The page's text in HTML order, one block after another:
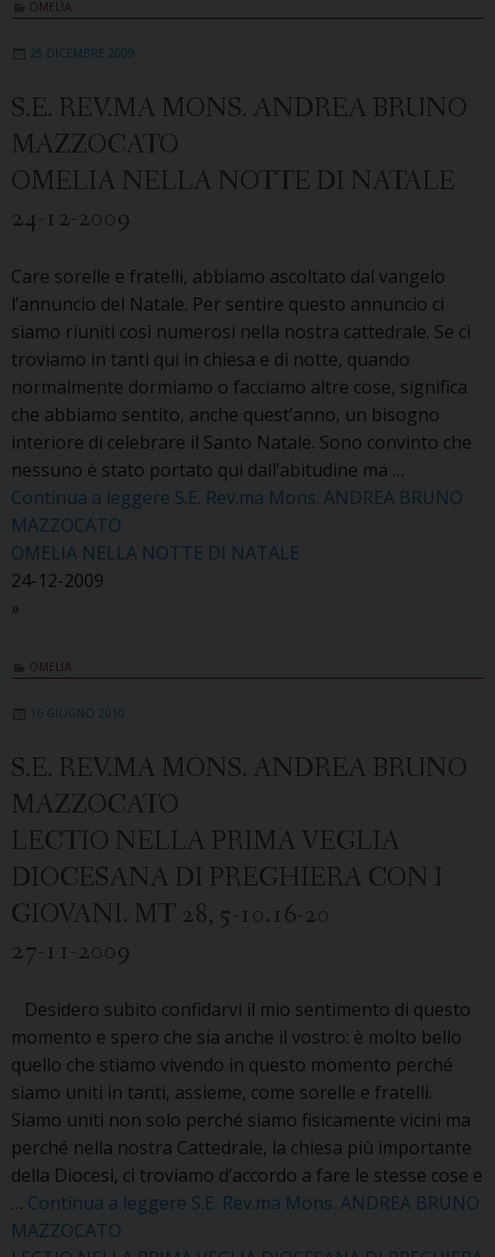
OMELIA
25 DICEMBRE 2009
S.E. REV.MA MONS. ANDREA BRUNO
MAZZOCATO
OMELIA NELLA NOTTE DI NATALE
24-12-2009
Care sorelle e fratelli, abbiamo ascoltato dal vangelo
l’annuncio del Natale. Per sentire questo annuncio ci
siamo riuniti così numerosi nella nostra cattedrale. Se ci
troviamo in tanti qui in chiesa e di notte, quando
normalmente dormiamo o facciamo altre cose, significa
che abbiamo sentito, anche quest’anno, un bisogno
interiore di celebrare il Santo Natale. Sono convinto che
nessuno è stato portato qui dall’abitudine ma …
Continua a leggere S.E. Rev.ma Mons. ANDREA BRUNO
MAZZOCATO
OMELIA NELLA NOTTE DI NATALE
24-12-2009
»
OMELIA
16 GIUGNO 2010
S.E. REV.MA MONS. ANDREA BRUNO
MAZZOCATO
LECTIO NELLA PRIMA VEGLIA
DIOCESANA DI PREGHIERA CON I
GIOVANI. MT 28, 5-10.16-20
27-11-2009
Desidero subito confidarvi il mio sentimento di questo
momento e spero che sia anche il vostro: è molto bello
quello che stiamo vivendo in questo momento perché
siamo uniti in tanti, assieme, come sorelle e fratelli.
Siamo uniti non solo perché siamo fisicamente vicini ma
perché nella nostra Cattedrale, la chiesa più importante
della Diocesi, ci troviamo d’accordo a fare le stesse cose e
… Continua a leggere S.E. Rev.ma Mons. ANDREA BRUNO
MAZZOCATO